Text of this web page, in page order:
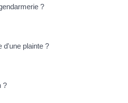
?
d'une plainte ?
?